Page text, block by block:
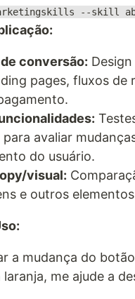
--skill
conversão:
pages, fluxos de
avaliar
do usuário.
visual:
e outros
a mudança do
laranja, me ajude a